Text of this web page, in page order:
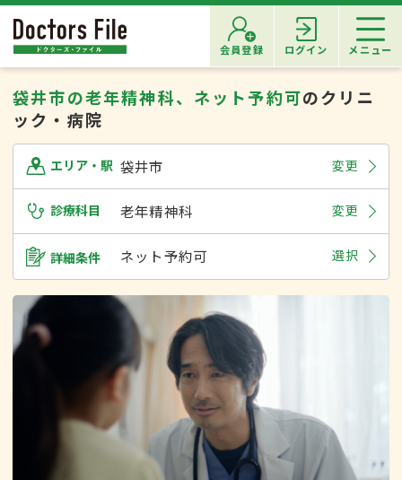
会員登録 ログイン メニュー
袋井市の老年精神科、ネット予約可のクリニ
ック・病院
エリア・駅 袋井市 変更
診療科目 老年精神科 変更
詳細条件 ネット予約可 選択